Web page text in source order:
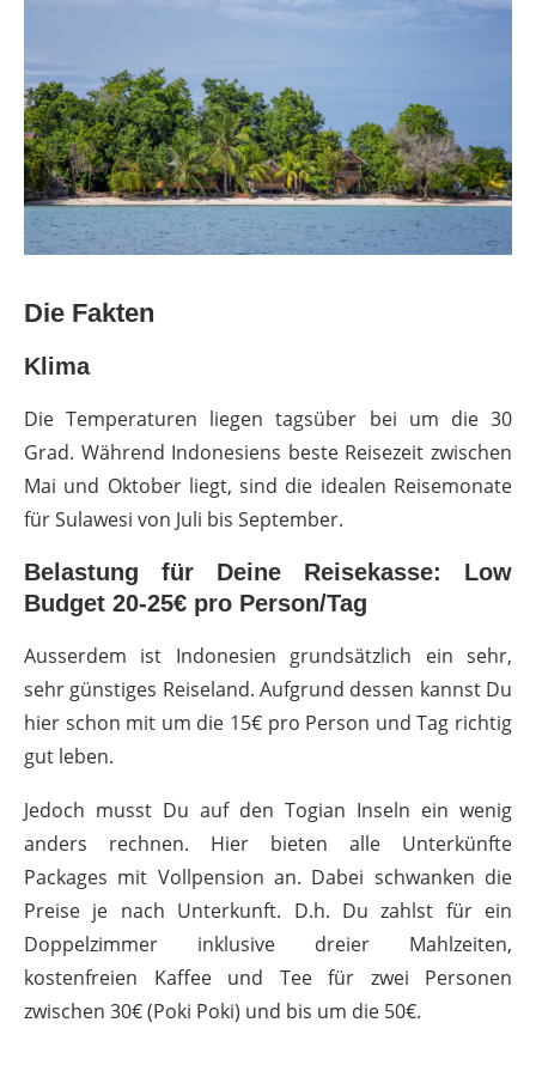
Die Fakten
Klima
Die Temperaturen liegen tagsüber bei um die 30
Grad. Während Indonesiens beste Reisezeit zwischen
Mai und Oktober liegt, sind die idealen Reisemonate
für Sulawesi von Juli bis September.
Belastung für Deine Reisekasse: Low
Budget 20-25€ pro Person/Tag
Ausserdem ist Indonesien grundsätzlich ein sehr,
sehr günstiges Reiseland. Aufgrund dessen kannst Du
hier schon mit um die 15€ pro Person und Tag richtig
gut leben.
Jedoch musst Du auf den Togian Inseln ein wenig
anders rechnen. Hier bieten alle Unterkünfte
Packages mit Vollpension an. Dabei schwanken die
Preise je nach Unterkunft. D.h. Du zahlst für ein
Doppelzimmer inklusive dreier Mahlzeiten,
kostenfreien Kaffee und Tee für zwei Personen
zwischen 30€ (Poki Poki) und bis um die 50€.